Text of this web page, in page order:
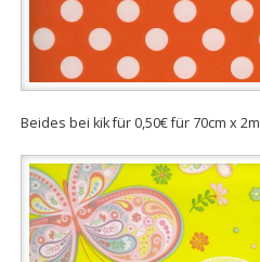
Beides bei kik für 0,50€ für 70cm x 2m